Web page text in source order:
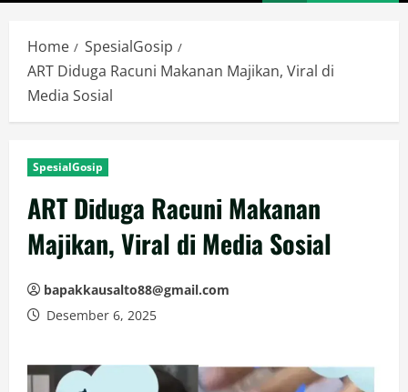
Home
SpesialGosip
ART Diduga Racuni Makanan Majikan, Viral di
Media Sosial
SpesialGosip
ART Diduga Racuni Makanan
Majikan, Viral di Media Sosial
bapakkausalto88@gmail.com
Desember 6, 2025